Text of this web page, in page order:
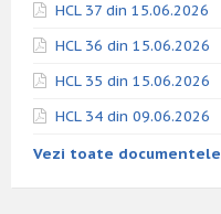
HCL 37 din 15.06.2026
HCL 36 din 15.06.2026
HCL 35 din 15.06.2026
HCL 34 din 09.06.2026
Vezi toate documentele